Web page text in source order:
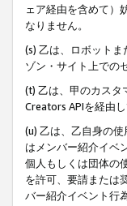
ェア経由を含めて）
なりません。
(s) 乙は、ロボット
ゾン・サイト上での
(t) 乙は、甲のカスタ
Creators APIを経由
(u) 乙は、乙自身の
はメンバー紹介イベ
個人もしくは団体の
を許可、要請または
バー紹介イベント行